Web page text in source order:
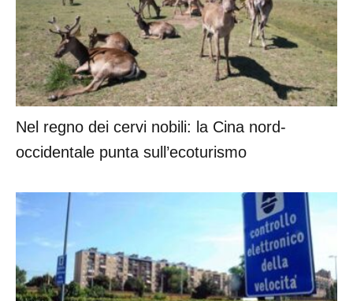
Nel regno dei cervi nobili: la Cina nord-
occidentale punta sull’ecoturismo